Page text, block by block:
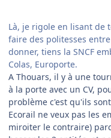
Là, je rigole en lisant de
faire des politesses
donner, tiens la SNCF
Colas, Europorte.
A Thouars, il y à une
à la porte avec un CV,
problème c'est qu'ils
Ecorail ne veux pas les
miroiter le contraire)